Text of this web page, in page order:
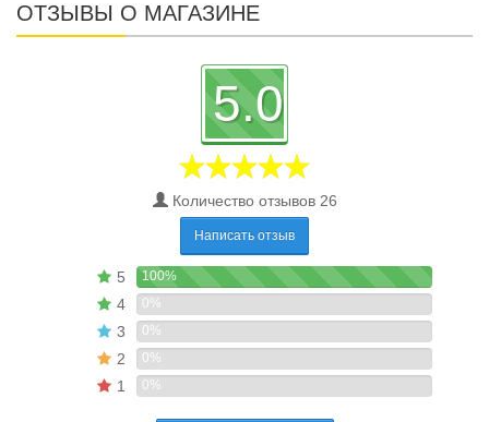
ОТЗЫВЫ О МАГАЗИНЕ
5.0
Количество отзывов 26
Написать отзыв
5 100%
4 0%
3 0%
2 0%
1 0%